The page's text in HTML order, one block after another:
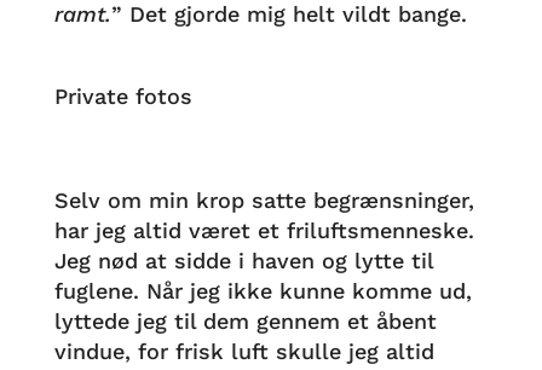
ramt.” Det gjorde mig helt vildt bange.
Private fotos
Selv om min krop satte begrænsninger,
har jeg altid været et friluftsmenneske.
Jeg nød at sidde i haven og lytte til
fuglene. Når jeg ikke kunne komme ud,
lyttede jeg til dem gennem et åbent
vindue, for frisk luft skulle jeg altid